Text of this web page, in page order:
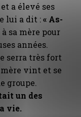
a élevé ses
lui a dit :« As-
sa mère pour
années.
serra très fort
mère vint et se
groupe.
un des
vie.